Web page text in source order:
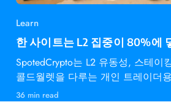
Learn
한 사이트는 L2 집중이 80%에
SpotedCrypto는 L2 유동성, 스테이
콜드월렛을 다루는 개인 트레이더
다.
36 min read